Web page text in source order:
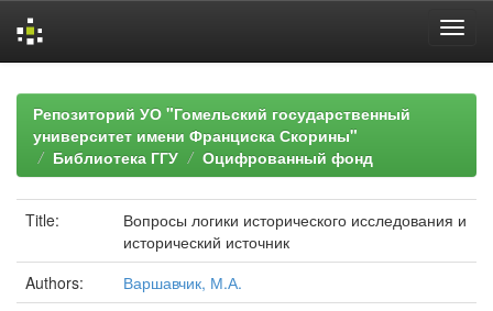
navigationРепозиторий УО "Гомельский государственный
университет имени Франциска Скорины"
Библиотека ГГУ
Оцифрованный фонд
Title:
Вопросы логики исторического исследования и
исторический источник
Authors:
Варшавчик, М.А.